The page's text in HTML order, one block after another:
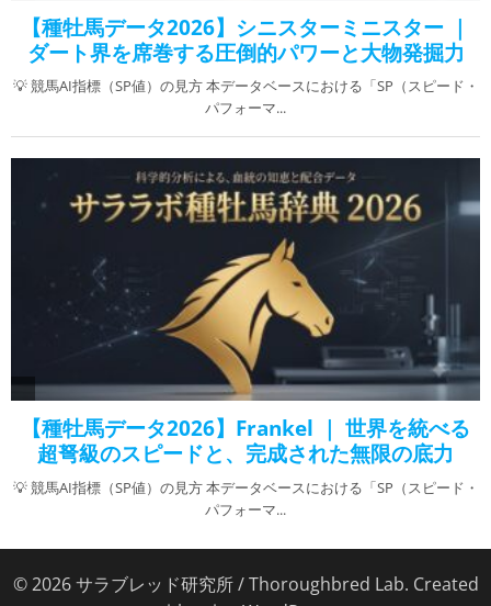
© 2026 サラブレッド研究所 / Thoroughbred Lab. Created